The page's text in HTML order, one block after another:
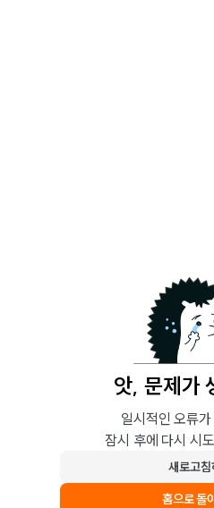
앗, 문제가
일시적인 오류
잠시 후에 다시 시
새로고침
홈으로 돌